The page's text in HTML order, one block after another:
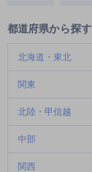
都道府県から探す
北海道・東北
関東
北陸・甲信越
中部
関西